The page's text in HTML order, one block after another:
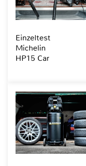
Einzeltest
Michelin
HP15 Car